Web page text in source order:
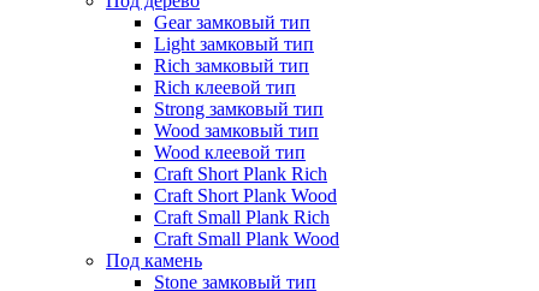
Gear замковый тип
Light замковый тип
Rich замковый тип
Rich клеевой тип
Strong замковый тип
Wood замковый тип
Wood клеевой тип
Craft Short Plank Rich
Craft Short Plank Wood
Craft Small Plank Rich
Craft Small Plank Wood
Под камень
Stone замковый тип